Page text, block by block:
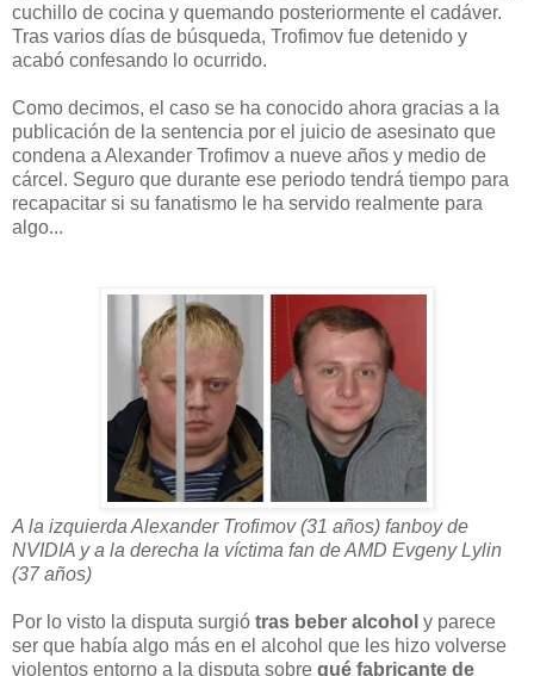
cuchillo de cocina y quemando posteriormente el cadáver.
Tras varios días de búsqueda, Trofimov fue detenido y
acabó confesando lo ocurrido.
Como decimos, el caso se ha conocido ahora gracias a la
publicación de la sentencia por el juicio de asesinato que
condena a Alexander Trofimov a nueve años y medio de
cárcel. Seguro que durante ese periodo tendrá tiempo para
recapacitar si su fanatismo le ha servido realmente para
algo...
A la izquierda Alexander Trofimov (31 años) fanboy de
NVIDIA y a la derecha la víctima fan de AMD Evgeny Lylin
(37 años)
Por lo visto la disputa surgió tras beber alcohol y parece
ser que había algo más en el alcohol que les hizo volverse
violentos entorno a la disputa sobre qué fabricante de